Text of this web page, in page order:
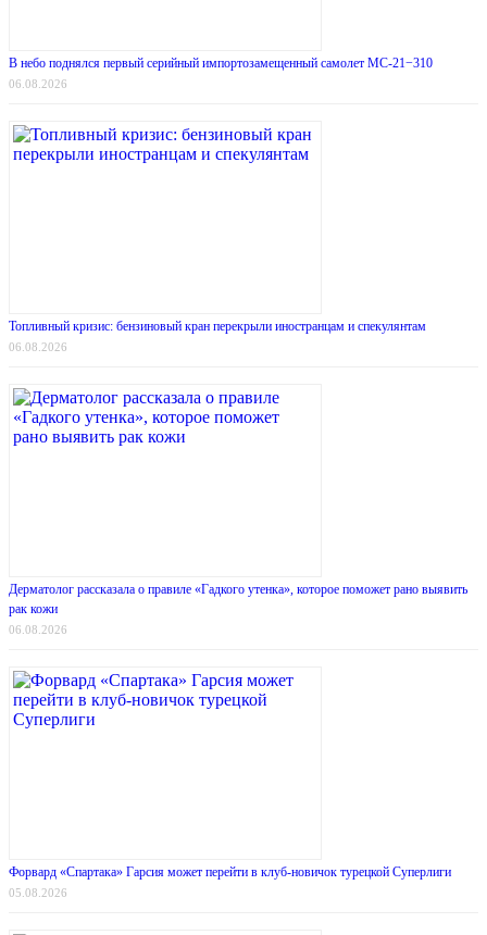
В небо поднялся первый серийный импортозамещенный самолет МС-21−310
06.08.2026
Топливный кризис: бензиновый кран перекрыли иностранцам и спекулянтам
06.08.2026
Дерматолог рассказала о правиле «Гадкого утенка», которое поможет рано выявить
рак кожи
06.08.2026
Форвард «Спартака» Гарсия может перейти в клуб-новичок турецкой Суперлиги
05.08.2026